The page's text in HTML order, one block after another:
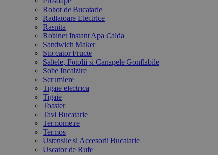
Robot de Bucatarie
Radiatoare Electrice
Rasnita
Robinet Instant Apa Calda
Sandwich Maker
Storcator Fructe
Saltele, Fotolii si Canapele Gonflabile
Sobe Incalzire
Scrumiere
Tigaie electrica
Tigaie
Toaster
Tavi Bucatarie
Termometre
Termos
Ustensile si Accesorii Bucatarie
Uscator de Rufe